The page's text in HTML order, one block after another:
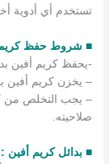
تستخدم أي أدوية
■ شروط حفظ كريم
-يحفظ كريم أفين
– يخزن كريم أفين
– يجب التخلص من
صلاحيته.
■ بدائل كريم أفين :